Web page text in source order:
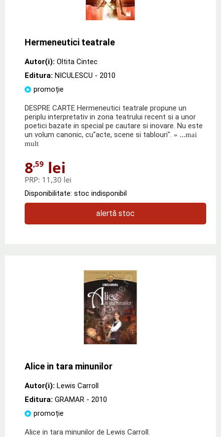
Hermeneutici teatrale
Autor(i): Oltita Cintec
Editura: NICULESCU - 2010
promoție
DESPRE CARTE Hermeneutici teatrale propune un
periplu interpretativ in zona teatrului recent si a unor
poetici bazate in special pe cautare si inovare. Nu este
un volum canonic, cu"acte, scene si tablouri". » ...mai
mult
8,59 lei
PRP: 11,30 lei
Disponibilitate: stoc indisponibil
alertă stoc
Alice in tara minunilor
Autor(i): Lewis Carroll
Editura: GRAMAR - 2010
promoție
Alice in tara minunilor de Lewis Carroll.